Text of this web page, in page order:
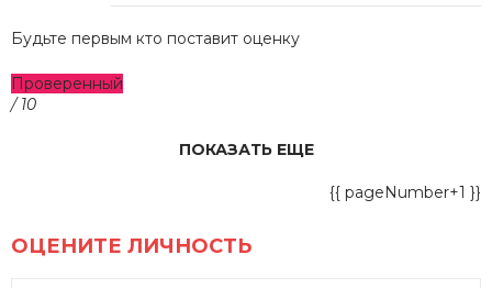
Будьте первым кто поставит оценку
Проверенный
/ 10
ПОКАЗАТЬ ЕЩЕ
{{ pageNumber+1 }}
ОЦЕНИТЕ ЛИЧНОСТЬ